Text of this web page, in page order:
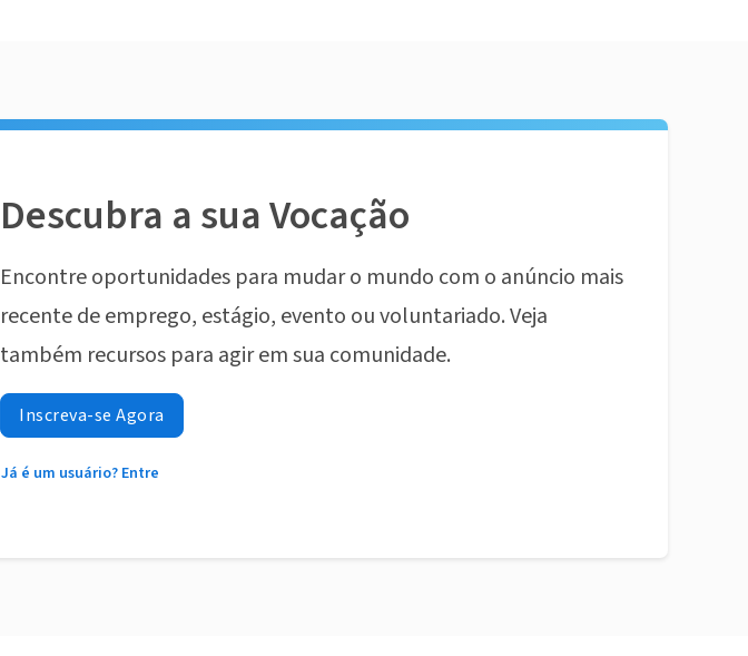
Descubra a sua Vocação
Encontre oportunidades para mudar o mundo com o anúncio mais
recente de emprego, estágio, evento ou voluntariado. Veja
também recursos para agir em sua comunidade.
Inscreva-se Agora
Já é um usuário? Entre